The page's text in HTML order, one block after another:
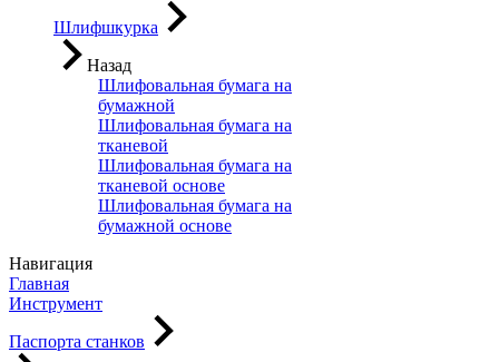
Шлифшкурка
Назад
Шлифовальная бумага на
бумажной
Шлифовальная бумага на
тканевой
Шлифовальная бумага на
тканевой основе
Шлифовальная бумага на
бумажной основе
Навигация
Главная
Инструмент
Паспорта станков